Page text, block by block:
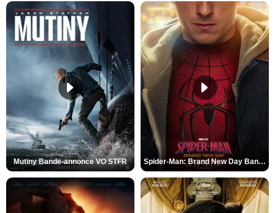
Mutiny Bande-annonce VO STFR Spider-Man: Brand New Day Bande-annonce VO STFR